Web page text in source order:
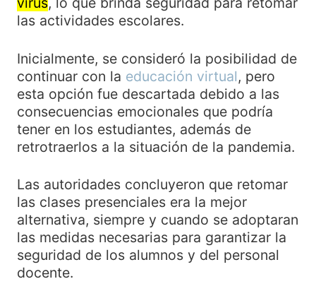
las actividades escolares.
Inicialmente, se consideró la posibilidad de
continuar con la educación virtual, pero
esta opción fue descartada debido a las
consecuencias emocionales que podría
tener en los estudiantes, además de
retrotraerlos a la situación de la pandemia.
Las autoridades concluyeron que retomar
las clases presenciales era la mejor
alternativa, siempre y cuando se adoptaran
las medidas necesarias para garantizar la
seguridad de los alumnos y del personal
docente.